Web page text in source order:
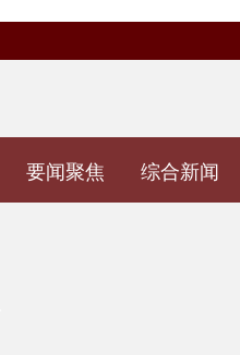
要闻聚焦 综合新闻